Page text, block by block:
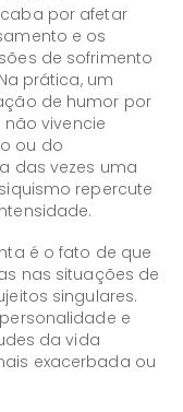
por afetar
e os
de sofrimento
prática, um
de humor por
vivencie
ou do
das vezes uma
repercute
é o fato de que
nas situações de
singulares.
e
da vida
exacerbada ou